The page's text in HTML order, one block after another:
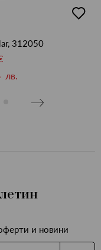
в
312050
лв.
и новини